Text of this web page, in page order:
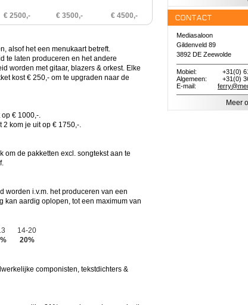
€ 2500,- € 3500,- € 4500,-
alsof het een menukaart betreft.
te laten produceren en het andere
worden met gitaar, blazers & orkest. Elke
kost € 250,- om te upgraden naar de
op € 1000,-.
2 kom je uit op € 1750,-.
om de pakketten excl. songtekst aan te
worden i.v.m. het produceren van een
kan aardig oplopen, tot een maximum van
14-20
20%
componisten, tekstdichters &
CONTACT
Mediasaloon
Gildenveld 89
3892 DE Zeewolde
+31(0)
Mobiel:
+31(0)
Algemeen:
E-mail:
Meer